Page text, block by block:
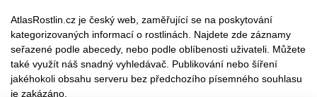
AtlasRostlin.cz je český web, zaměřující se na poskytování
kategorizovaných informací o rostlinách. Najdete zde záznamy
seřazené podle abecedy, nebo podle oblíbenosti uživateli. Můžete
také využít náš snadný vyhledávač. Publikování nebo šíření
jakéhokoli obsahu serveru bez předchozího písemného souhlasu
je zakázáno.